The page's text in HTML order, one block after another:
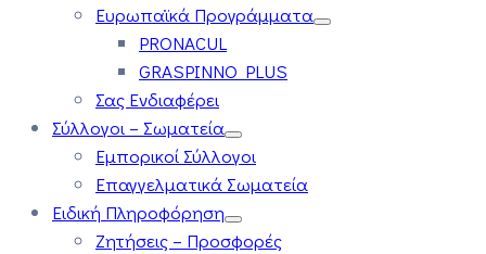
Ευρωπαϊκά Προγράμματα
PRONACUL
GRASPINNO PLUS
Σας Ενδιαφέρει
Σύλλογοι – Σωματεία
Εμπορικοί Σύλλογοι
Επαγγελματικά Σωματεία
Ειδική Πληροφόρηση
Ζητήσεις – Προσφορές